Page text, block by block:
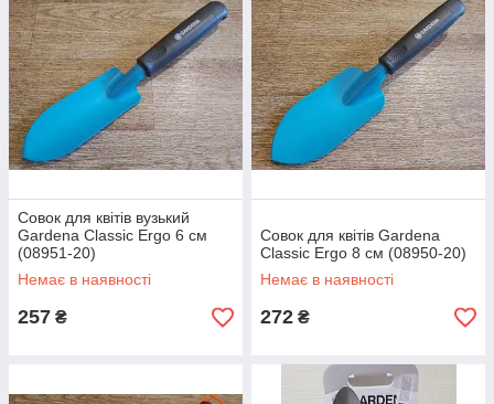
Совок для квітів вузький
Gardena Classic Ergo 6 см
(08951-20)
Немає в наявності
257 ₴
Совок для квітів Gardena
Classic Ergo 8 см (08950-20)
Немає в наявності
272 ₴